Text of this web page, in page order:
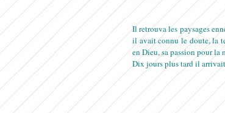
Il retrouva les paysages
il avait connu le doute, la
en Dieu, sa passion pour
Dix jours plus tard il